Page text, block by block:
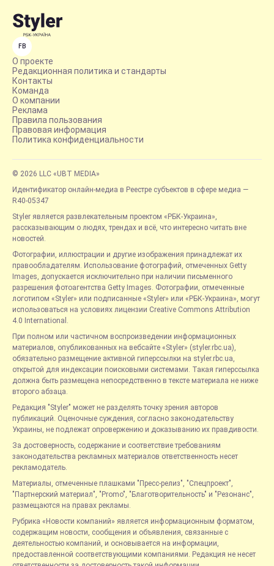
FB
О проекте
Редакционная политика и стандарты
Контакты
Команда
О компании
Реклама
Правила пользования
Правовая информация
Политика конфиденциальности
© 2026 LLC «UBT MEDIA»
Идентификатор онлайн-медиа в Реестре субъектов в сфере медиа —
R40-05347
Styler является развлекательным проектом «РБК-Украина»,
рассказывающим о людях, трендах и всё, что интересно читать вне
новостей.
Фотографии, иллюстрации и другие изображения принадлежат их
правообладателям. Использование фотографий, отмеченных Getty
Images, допускается исключительно при наличии письменного
разрешения фотоагентства Getty Images. Фотографии, отмеченные
логотипом «Styler» или подписанные «Styler» или «РБК-Украина», могут
использоваться на условиях лицензии Creative Commons Attribution
4.0 International.
При полном или частичном воспроизведении информационных
материалов, опубликованных на вебсайте «Styler» (styler.rbc.ua),
обязательно размещение активной гиперссылки на styler.rbc.ua,
открытой для индексации поисковыми системами. Такая гиперссылка
должна быть размещена непосредственно в тексте материала не ниже
второго абзаца.
Редакция "Styler" может не разделять точку зрения авторов
публикаций. Оценочные суждения, согласно законодательству
Украины, не подлежат опровержению и доказыванию их правдивости.
За достоверность, содержание и соответствие требованиям
законодательства рекламных материалов ответственность несет
рекламодатель.
Материалы, отмеченные плашками "Пресс-релиз", "Спецпроект",
"Партнерский материал", "Promo", "Благотворительность" и "Резонанс",
размещаются на правах рекламы.
Рубрика «Новости компаний» является информационным форматом,
содержащим новости, сообщения и объявления, связанные с
деятельностью компаний, и основывается на информации,
предоставленной соответствующими компаниями. Редакция не несет